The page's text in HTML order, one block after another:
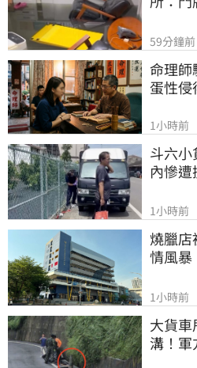
59分鐘前
命理師
蛋性侵
1小時前
斗六
內慘遭
1小時前
燒臘店
情風暴
1小時前
大貨
溝！軍